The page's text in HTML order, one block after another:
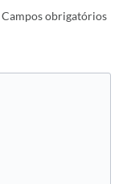
Campos obrigatórios